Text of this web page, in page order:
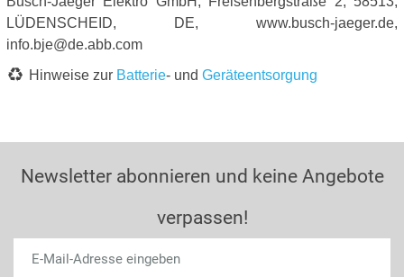
LÜDENSCHEID, DE, www.busch-jaeger.de,
info.bje@de.abb.com
Hinweise zur Batterie- und Geräteentsorgung
Newsletter abonnieren und keine Angebote
verpassen!